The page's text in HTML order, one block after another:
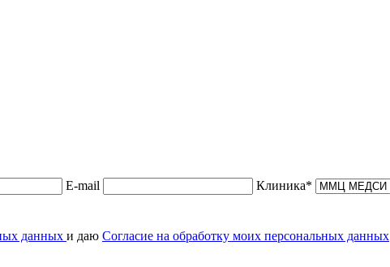
E-mail Клиника*
данных и даю Согласие на обработку моих персональных данных